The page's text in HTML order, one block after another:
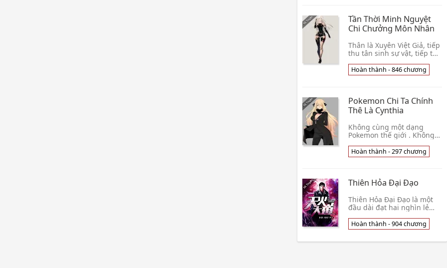
Tần Thời Minh Nguyệt
Chi Chưởng Môn Nhân
Thân là Xuyên Việt Giả, tiếp
thu tân sinh sự vật, tiếp thu
liên miên chiến hỏa, đối
mặt với đại Tần cường thế,
Hoàn thành - 846 chương
Pokemon Chi Ta Chính
Thê Là Cynthia
Không cùng một dạng
Pokemon thế giới . Không
người đem toàn bộ bị tiêu
diệt, Sakaki, Archie, Maxie .
Hoàn thành - 297 chương
Thiên Hỏa Đại Đạo
Thiên Hỏa Đại Đạo là một
đầu dài đạt hai nghìn lẻ
đi, nơi này có một trăm sáu
mươi tám gian cửa hàng,
mỗi một vị cử👦 Đường Gia
Hoàn thành - 904 chương